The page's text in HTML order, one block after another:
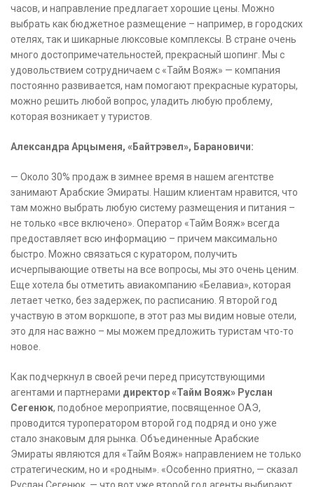
часов, и направление предлагает хорошие цены. Можно
выбрать как бюджетное размещение – например, в городских
отелях, так и шикарные люксовые комплексы. В стране очень
много достопримечательностей, прекрасный шопинг. Мы с
удовольствием сотрудничаем с «Тайм Вояж» — компания
постоянно развивается, нам помогают прекрасные кураторы,
можно решить любой вопрос, уладить любую проблему,
которая возникает у туристов.
Александра Арцыменя, «Байтрэвел», Барановичи:
— Около 30% продаж в зимнее время в нашем агентстве
занимают Арабские Эмираты. Нашим клиентам нравится, что
там можно выбрать любую систему размещения и питания –
не только «все включено». Оператор «Тайм Вояж» всегда
предоставляет всю информацию – причем максимально
быстро. Можно связаться с куратором, получить
исчерпывающие ответы на все вопросы, мы это очень ценим.
Еще хотела бы отметить авиакомпанию «Белавиа», которая
летает четко, без задержек, по расписанию. Я второй год
участвую в этом воркшопе, в этот раз мы видим новые отели,
это для нас важно – мы можем предложить туристам что-то
новое.
Как подчеркнул в своей речи перед присутствующими
агентами и партнерами директор «Тайм Вояж» Руслан
Сегенюк, подобное мероприятие, посвященное ОАЭ,
проводится туроператором второй год подряд и оно уже
стало знаковым для рынка. Объединенные Арабские
Эмираты являются для «Тайм Вояж» направлением не только
стратегическим, но и «родным». «Особенно приятно, — сказал